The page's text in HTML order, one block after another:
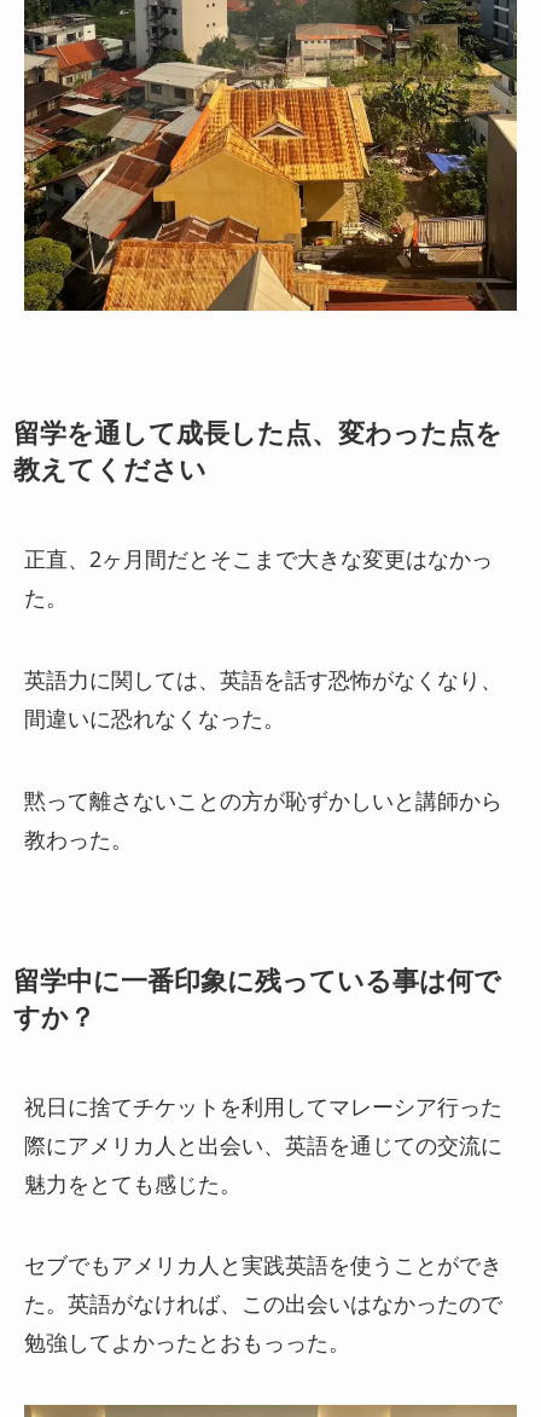
留学を通して成長した点、変わった点を
教えてください
正直、2ヶ月間だとそこまで大きな変更はなかっ
た。
英語力に関しては、英語を話す恐怖がなくなり、
間違いに恐れなくなった。
黙って離さないことの方が恥ずかしいと講師から
教わった。
留学中に一番印象に残っている事は何で
すか？
祝日に捨てチケットを利用してマレーシア行った
際にアメリカ人と出会い、英語を通じての交流に
魅力をとても感じた。
セブでもアメリカ人と実践英語を使うことができ
た。英語がなければ、この出会いはなかったので
勉強してよかったとおもっった。